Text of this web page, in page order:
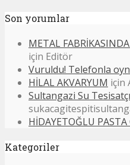
Son yorumlar
METAL
için Editör
Vuruldu! Telefonla
HİLAL AKVARYUM için
Sultangazi Su
HİDAYETOĞLU PASTA
Kategoriler